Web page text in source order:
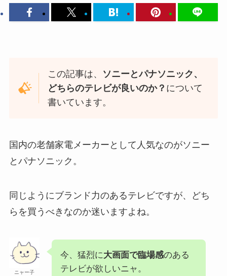
この記事は、 ソニーとパナソニック、
どちらのテレビが良いのか？ について
書いています。
国内の老舗家電メーカーとして人気なのがソニー
とパナソニック。
同じようにブランド力のあるテレビですが、どち
らを買うべきなのか迷いますよね。
ニャー子
今、猛烈に大画面で臨場感のある
テレビが欲しいニャ。